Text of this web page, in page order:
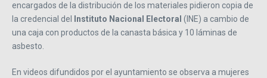
encargados de la distribución de los materiales pidieron copia de
la credencial del
Instituto Nacional Electoral (INE) a cambio de
una caja con productos de la canasta básica y 10 láminas de
asbesto.
En videos difundidos por el ayuntamiento se observa a mujeres